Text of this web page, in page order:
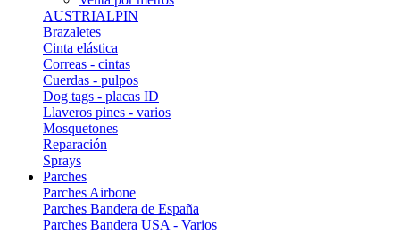
AUSTRIALPIN
Brazaletes
Cinta elástica
Correas - cintas
Cuerdas - pulpos
Dog tags - placas ID
Llaveros pines - varios
Mosquetones
Reparación
Sprays
Parches
Parches Airbone
Parches Bandera de España
Parches Bandera USA - Varios